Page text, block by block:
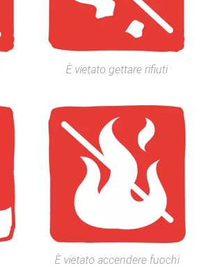
È vietato gettare rifiuti
È vietato accendere fuochi